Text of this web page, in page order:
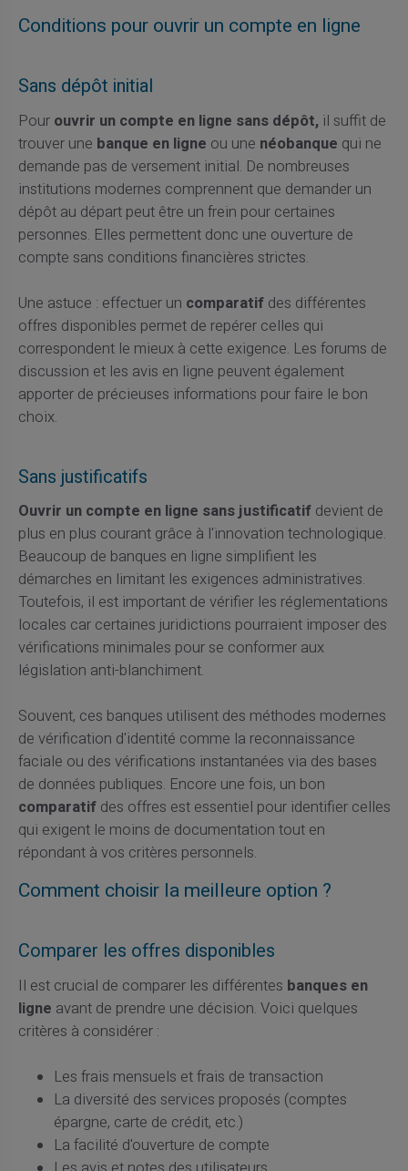
Conditions pour ouvrir un compte en ligne
Sans dépôt initial
Pour ouvrir un compte en ligne sans dépôt,il suffit de
trouver une banque en ligne ou une néobanque qui ne
demande pas de versement initial. De nombreuses
institutions modernes comprennent que demander un
dépôt au départ peut être un frein pour certaines
personnes. Elles permettent donc une ouverture de
compte sans conditions financières strictes.
Une astuce : effectuer un comparatifdes différentes
offres disponibles permet de repérer celles qui
correspondent le mieux à cette exigence. Les forums de
discussion et les avis en ligne peuvent également
apporter de précieuses informations pour faire le bon
choix.
Sans justificatifs
Ouvrir un compte en ligne sans justificatifdevient de
plus en plus courant grâce à l'innovation technologique.
Beaucoup de banques en ligne simplifient les
démarches en limitant les exigences administratives.
Toutefois, il est important de vérifier les réglementations
locales car certaines juridictions pourraient imposer des
vérifications minimales pour se conformer aux
législation anti-blanchiment.
Souvent, ces banques utilisent des méthodes modernes
de vérification d'identité comme la reconnaissance
faciale ou des vérifications instantanées via des bases
de données publiques. Encore une fois, un bon
comparatifdes offres est essentiel pour identifier celles
qui exigent le moins de documentation tout en
répondant à vos critères personnels.
Comment choisir la meilleure option ?
Comparer les offres disponibles
Il est crucial de comparer les différentes banques en
ligne avant de prendre une décision. Voici quelques
critères à considérer :
Les frais mensuels et frais de transaction
La diversité des services proposés (comptes
épargne, carte de crédit, etc.)
La facilité d'ouverture de compte